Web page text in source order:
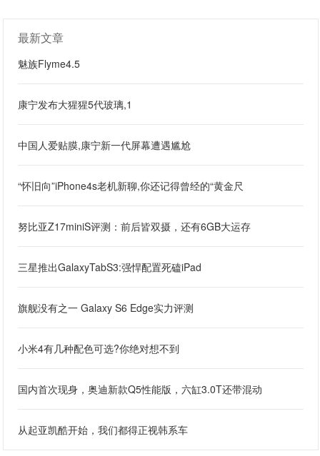
最新文章
魅族Flyme4.5
康宁发布大猩猩5代玻璃,1
中国人爱贴膜,康宁新一代屏幕遭遇尴尬
“怀旧向”iPhone4s老机新聊,你还记得曾经的“黄金尺
努比亚Z17miniS评测：前后皆双摄，还有6GB大运存
三星推出GalaxyTabS3:强悍配置死磕iPad
旗舰没有之一 Galaxy S6 Edge实力评测
小米4有几种配色可选?你绝对想不到
国内首次现身，奥迪新款Q5性能版，六缸3.0T还带混动
从起亚凯酷开始，我们都得正视韩系车